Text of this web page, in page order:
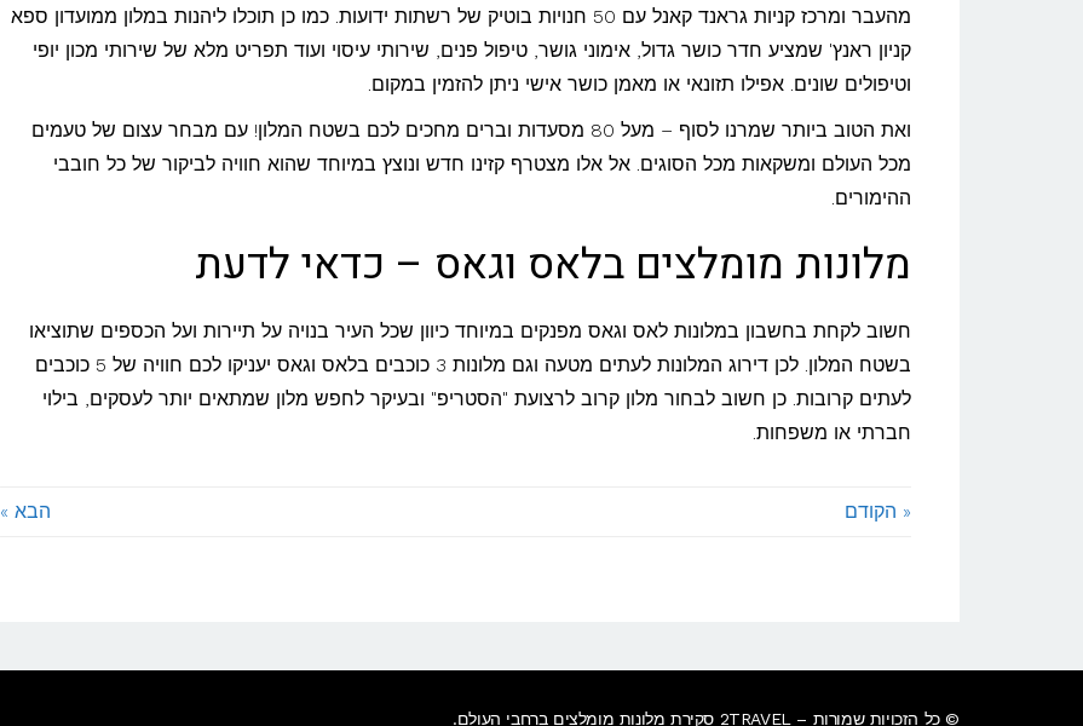
מהעבר ומרכז קניות גראנד קאנל עם 50 חנויות בוטיק של רשתות ידועות. כמו כן תוכלו ליהנות במלון ממועדון ספא
קניון ראנץ' שמציע חדר כושר גדול, אימוני גושר, טיפול פנים, שירותי עיסוי ועוד תפריט מלא של שירותי מכון יופי
וטיפולים שונים. אפילו תזונאי או מאמן כושר אישי ניתן להזמין במקום.
ואת הטוב ביותר שמרנו לסוף – מעל 80 מסעדות וברים מחכים לכם בשטח המלון! עם מבחר עצום של טעמים
מכל העולם ומשקאות מכל הסוגים. אל אלו מצטרף קזינו חדש ונוצץ במיוחד שהוא חוויה לביקור של כל חובבי
ההימורים.
מלונות מומלצים בלאס וגאס – כדאי לדעת
חשוב לקחת בחשבון במלונות לאס וגאס מפנקים במיוחד כיוון שכל העיר בנויה על תיירות ועל הכספים שתוציאו
בשטח המלון. לכן דירוג המלונות לעתים מטעה וגם מלונות 3 כוכבים בלאס וגאס יעניקו לכם חוויה של 5 כוכבים
לעתים קרובות. כן חשוב לבחור מלון קרוב לרצועת "הסטריפ" ובעיקר לחפש מלון שמתאים יותר לעסקים, בילוי
חברתי או משפחות.
« הקודם הבא »
© כל הזכויות שמורות – 2TRAVEL סקירת מלונות מומלצים ברחבי העולם.